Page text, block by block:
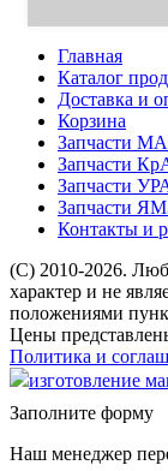
Главная
Каталог
Доставка и
Корзина
Запчасти
Запчасти
Запчасти
Запчасти
Контакты и
(C) 2010-2026.
характер и не
положениями
Цены
Политика и
изготовление
Заполните форму
Наш менеджер